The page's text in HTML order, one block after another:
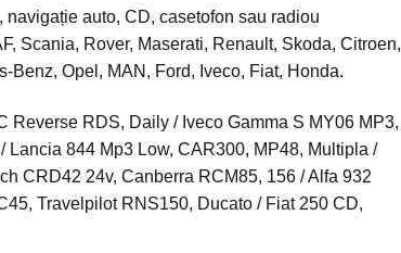
auto, CD, casetofon sau radiou
Scania, Rover, Maserati, Renault, Skoda, Citroen,
Benz, Opel, MAN, Ford, Iveco, Fiat, Honda.
RDS, Daily / Iveco Gamma S MY06 MP3,
844 Mp3 Low, CAR300, MP48, Multipla /
CRD42 24v, Canberra RCM85, 156 / Alfa 932
Travelpilot RNS150, Ducato / Fiat 250 CD,